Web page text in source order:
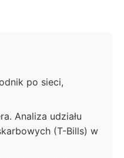
po sieci,
Analiza udziału
(T-Bills) w